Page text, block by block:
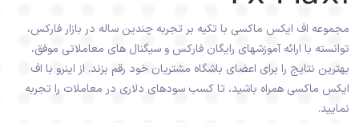
مجموعه اف ایکس ماکسی با تکیه بر تجربه چندین ساله در بازار فارکس،
توانسته با ارائه آموزشهای رایگان فارکس و سیگنال های معاملاتی موفق،
بهترین نتایج را برای اعضای باشگاه مشتریان خود رقم بزند. از اینرو با اف
ایکس ماکسی همراه باشید، تا کسب سودهای دلاری در معاملات را تجربه
نمایید.